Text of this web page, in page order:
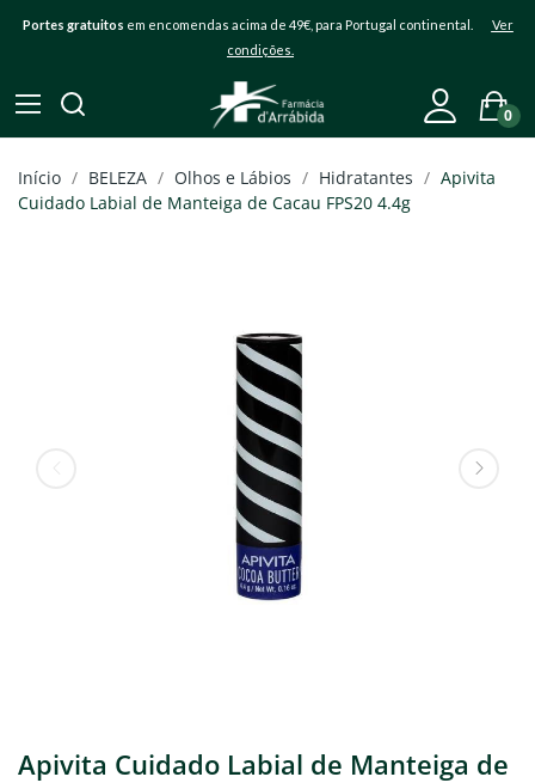
Portes gratuitos em encomendas acima de 49€, para Portugal continental. Ver
condições.
0
Início BELEZA Olhos e Lábios Hidratantes
Apivita
Cuidado Labial de Manteiga de Cacau FPS20 4.4g
Apivita Cuidado Labial de Manteiga de